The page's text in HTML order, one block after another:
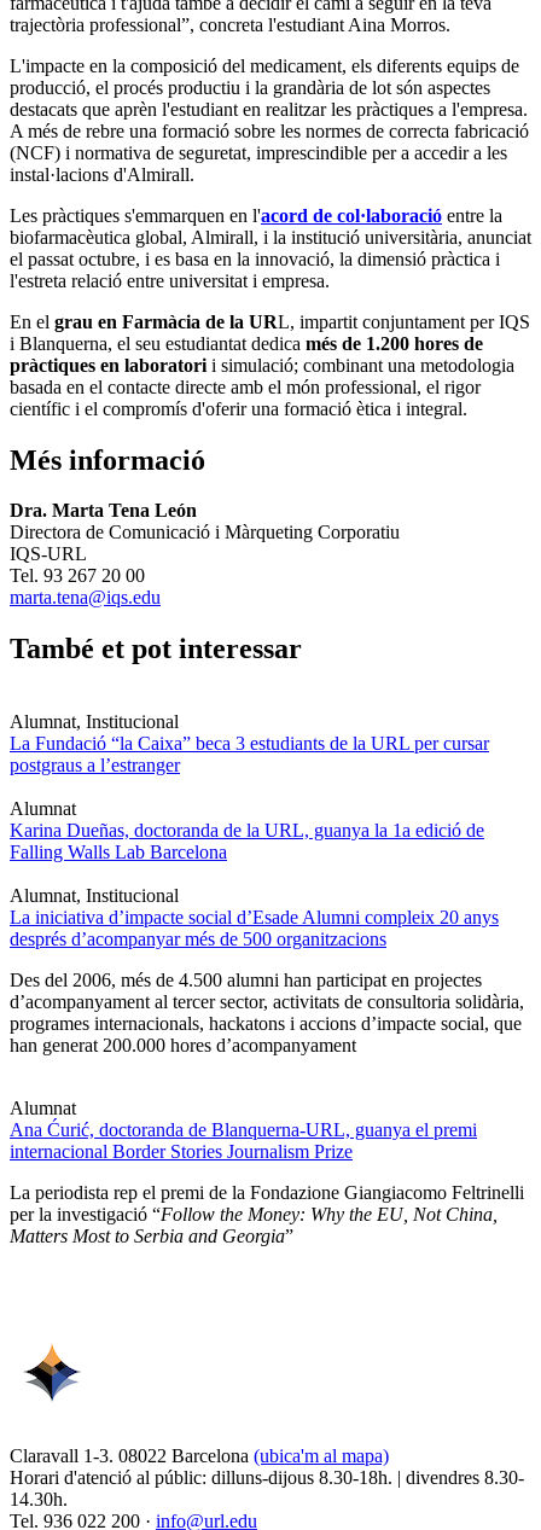
trajectòria professional”, concreta l'estudiant Aina Morros.
L'impacte en la composició del medicament, els diferents equips de
producció, el procés productiu i la grandària de lot són aspectes
destacats que aprèn l'estudiant en realitzar les pràctiques a l'empresa.
A més de rebre una formació sobre les normes de correcta fabricació
(NCF) i normativa de seguretat, imprescindible per a accedir a les
instal·lacions d'Almirall.
Les pràctiques s'emmarquen en l'acord de col·laboració entre la
biofarmacèutica global, Almirall, i la institució universitària, anunciat
el passat octubre, i es basa en la innovació, la dimensió pràctica i
l'estreta relació entre universitat i empresa.
En el grau en Farmàcia de la URL, impartit conjuntament per IQS
i Blanquerna, el seu estudiantat dedica més de 1.200 hores de
pràctiques en laboratori i simulació; combinant una metodologia
basada en el contacte directe amb el món professional, el rigor
científic i el compromís d'oferir una formació ètica i integral.
Més informació
Dra. Marta Tena León
Directora de Comunicació i Màrqueting Corporatiu
IQS-URL
Tel. 93 267 20 00
marta.tena@iqs.edu
També et pot interessar
Alumnat, Institucional
La Fundació “la Caixa” beca 3 estudiants de la URL per cursar
postgraus a l’estranger
Alumnat
Karina Dueñas, doctoranda de la URL, guanya la 1a edició de
Falling Walls Lab Barcelona
Alumnat, Institucional
La iniciativa d’impacte social d’Esade Alumni compleix 20 anys
després d’acompanyar més de 500 organitzacions
Des del 2006, més de 4.500 alumni han participat en projectes
d’acompanyament al tercer sector, activitats de consultoria solidària,
programes internacionals, hackatons i accions d’impacte social, que
han generat 200.000 hores d’acompanyament
Alumnat
Ana Ćurić, doctoranda de Blanquerna-URL, guanya el premi
internacional Border Stories Journalism Prize
La periodista rep el premi de la Fondazione Giangiacomo Feltrinelli
per la investigació “Follow the Money: Why the EU, Not China,
Matters Most to Serbia and Georgia”
Claravall 1-3. 08022 Barcelona (ubica'm al mapa)
Horari d'atenció al públic: dilluns-dijous 8.30-18h. | divendres 8.30-
14.30h.
Tel. 936 022 200 · info@url.edu